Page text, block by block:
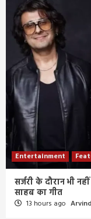
Entertainment
सर्जरी के दौरान भी
साहब का गीत
13 hours ago